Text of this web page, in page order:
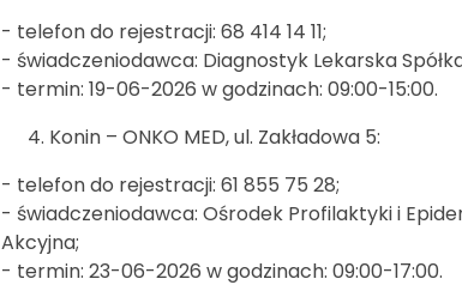
- telefon do rejestracji: 68 414 14 11;
- świadczeniodawca: Diagnostyk Lekarska
- termin: 19-06-2026 w godzinach: 09:00-15:00.
Konin – ONKO MED, ul. Zakładowa 5:
- telefon do rejestracji: 61 855 75 28;
- świadczeniodawca: Ośrodek Profilaktyki i
Akcyjna;
- termin: 23-06-2026 w godzinach: 09:00-17:00.